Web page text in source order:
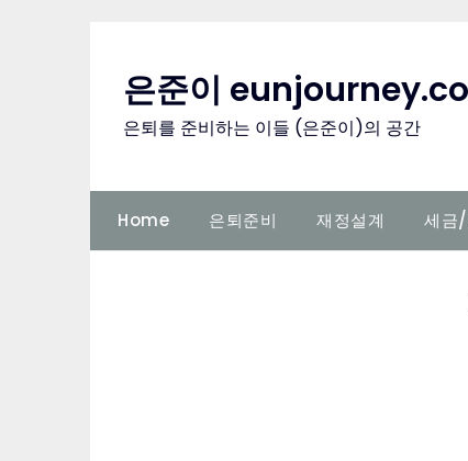
은준이
은퇴를 준비하는 이들 (은준이)의 공간
Home 은퇴준비 재정설계 세금